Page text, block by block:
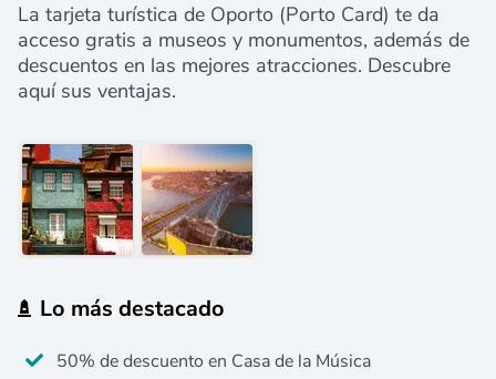
La tarjeta turística de Oporto (Porto Card) te da
acceso gratis a museos y monumentos, además de
descuentos en las mejores atracciones. Descubre
aquí sus ventajas.
Lo más destacado
50% de descuento en Casa de la Música